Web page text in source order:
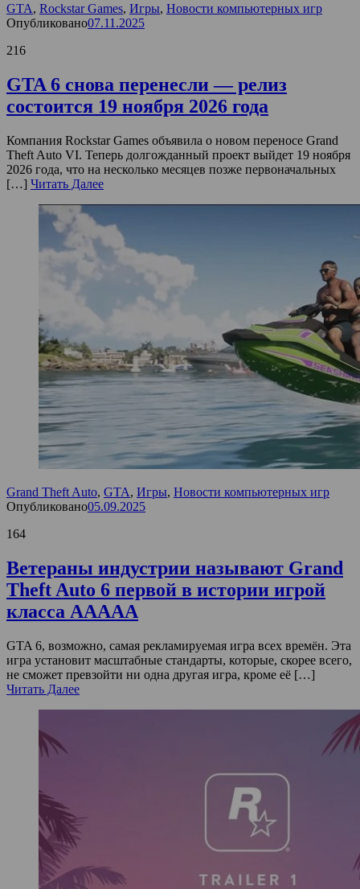
GTA, Rockstar Games, Игры, Новости компьютерных игр
Опубликовано07.11.2025
216
GTA 6 снова перенесли — релиз
состоится 19 ноября 2026 года
Компания Rockstar Games объявила о новом переносе Grand
Theft Auto VI. Теперь долгожданный проект выйдет 19 ноября
2026 года, что на несколько месяцев позже первоначальных
[…] Читать Далее
Grand Theft Auto, GTA, Игры, Новости компьютерных игр
Опубликовано05.09.2025
164
Ветераны индустрии называют Grand
Theft Auto 6 первой в истории игрой
класса AAAAA
GTA 6, возможно, самая рекламируемая игра всех времён. Эта
игра установит масштабные стандарты, которые, скорее всего,
не сможет превзойти ни одна другая игра, кроме её […]
Читать Далее